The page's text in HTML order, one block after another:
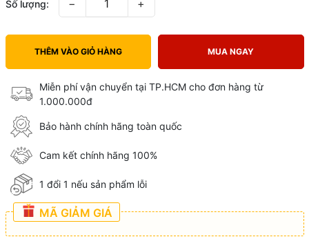
Số lượng: − +
THÊM VÀO GIỎ HÀNG MUA NGAY
Miễn phí vận chuyển tại TP.HCM cho đơn hàng từ
1.000.000đ
Bảo hành chính hãng toàn quốc
Cam kết chính hãng 100%
1 đổi 1 nếu sản phẩm lỗi
MÃ GIẢM GIÁ